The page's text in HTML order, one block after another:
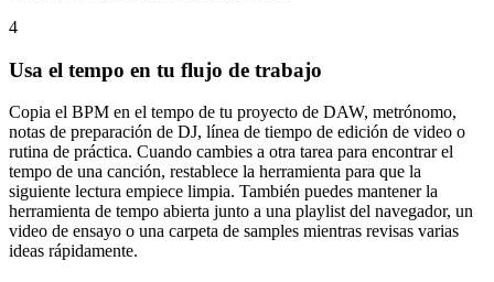
4
Usa el tempo en tu flujo de trabajo
Copia el BPM en el tempo de tu proyecto de DAW, metrónomo,
notas de preparación de DJ, línea de tiempo de edición de video o
rutina de práctica. Cuando cambies a otra tarea para encontrar el
tempo de una canción, restablece la herramienta para que la
siguiente lectura empiece limpia. También puedes mantener la
herramienta de tempo abierta junto a una playlist del navegador, un
video de ensayo o una carpeta de samples mientras revisas varias
ideas rápidamente.